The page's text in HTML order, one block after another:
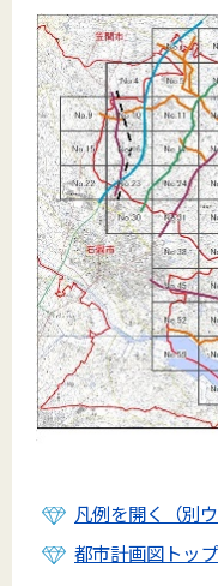
凡例を開く（別
都市計画図トッ